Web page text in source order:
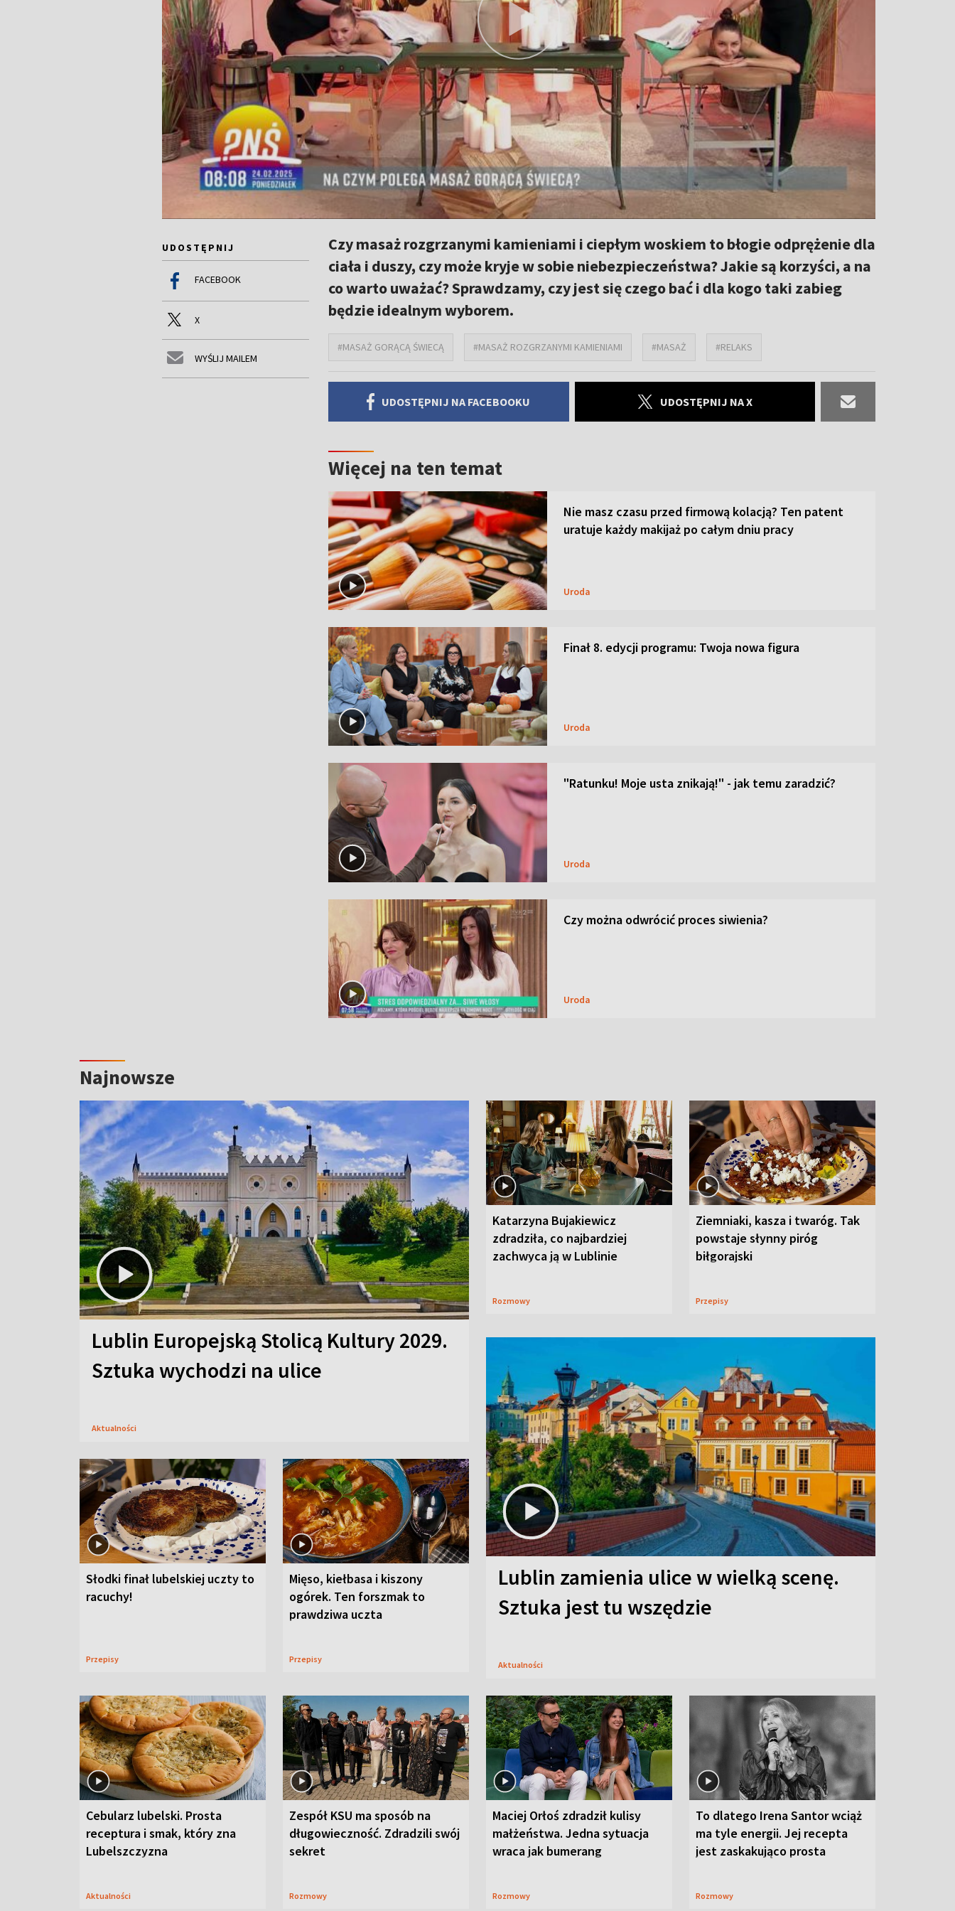
UDOSTĘPNIJ
FACEBOOK
X
WYŚLIJ MAILEM
Czy masaż rozgrzanymi kamieniami i ciepłym woskiem to błogie odprężenie dla
ciała i duszy, czy może kryje w sobie niebezpieczeństwa? Jakie są korzyści, a na
co warto uważać? Sprawdzamy, czy jest się czego bać i dla kogo taki zabieg
będzie idealnym wyborem.
#MASAŻ GORĄCĄ ŚWIECĄ #MASAŻ ROZGRZANYMI KAMIENIAMI #MASAŻ #RELAKS
UDOSTĘPNIJ NA FACEBOOKU UDOSTĘPNIJ NA X
Więcej na ten temat
Nie masz czasu przed firmową kolacją? Ten patent
uratuje każdy makijaż po całym dniu pracy
Uroda
Finał 8. edycji programu: Twoja nowa figura
Uroda
"Ratunku! Moje usta znikają!" - jak temu zaradzić?
Uroda
Czy można odwrócić proces siwienia?
Uroda
Najnowsze
Lublin Europejską Stolicą Kultury 2029.
Sztuka wychodzi na ulice
Aktualności
Katarzyna Bujakiewicz
zdradziła, co najbardziej
zachwyca ją w Lublinie
Rozmowy
Ziemniaki, kasza i twaróg. Tak
powstaje słynny piróg
biłgorajski
Przepisy
Słodki finał lubelskiej uczty to
racuchy!
Przepisy
Mięso, kiełbasa i kiszony
ogórek. Ten forszmak to
prawdziwa uczta
Przepisy
Lublin zamienia ulice w wielką scenę.
Sztuka jest tu wszędzie
Aktualności
Cebularz lubelski. Prosta
receptura i smak, który zna
Lubelszczyzna
Aktualności
Zespół KSU ma sposób na
długowieczność. Zdradzili swój
sekret
Rozmowy
Maciej Orłoś zdradził kulisy
małżeństwa. Jedna sytuacja
wraca jak bumerang
Rozmowy
To dlatego Irena Santor wciąż
ma tyle energii. Jej recepta
jest zaskakująco prosta
Rozmowy